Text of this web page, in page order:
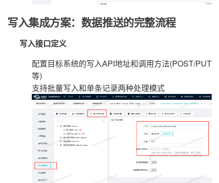
写入集成方案：数据推送的完整流程
写入接口定义
配置目标系统的写入API地址和调用方法(POST/PUT
等)
支持批量写入和单条记录两种处理模式